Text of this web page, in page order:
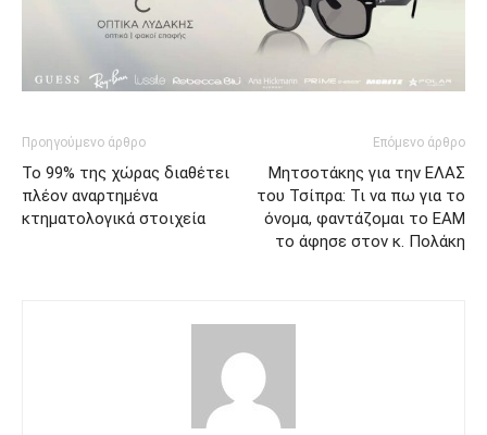
Προηγούμενο άρθρο
Το 99% της χώρας διαθέτει
πλέον αναρτημένα
κτηματολογικά στοιχεία
Επόμενο άρθρο
Μητσοτάκης για την ΕΛΑΣ
του Τσίπρα: Τι να πω για το
όνομα, φαντάζομαι το ΕΑΜ
το άφησε στον κ. Πολάκη